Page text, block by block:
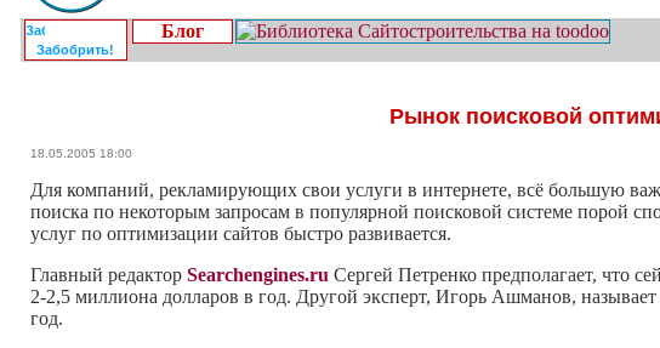
Забобрить!
Блог
Рынок поисковой
18.05.2005 18:00
Для компаний, рекламирующих свои услуги в интернете, всё большую
поиска по некоторым запросам в популярной поисковой системе порой
услуг по оптимизации сайтов быстро развивается.
Главный редактор Searchengines.ru Сергей Петренко предполагает, что
2-2,5 миллиона долларов в год. Другой эксперт, Игорь Ашманов,
год.